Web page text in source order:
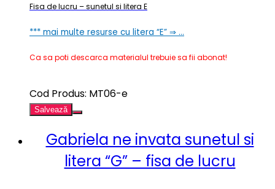
Fisa de lucru – sunetul si litera E
*** mai multe resurse cu litera “E” ⇒ …
Ca sa poti descarca materialul trebuie sa fii abonat!
Cod Produs: MT06-e
Salvează
Gabriela ne invata sunetul si
litera “G” – fisa de lucru